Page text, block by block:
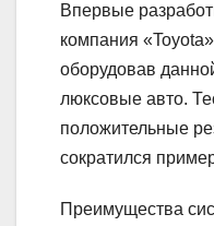
Впервые
компания
оборудовав
люксовые авто.
положительные
сократился
Преимущества